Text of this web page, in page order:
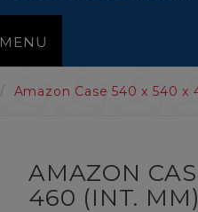
MENU
Amazon Case 540 x 540
AMAZON
460 (INT.